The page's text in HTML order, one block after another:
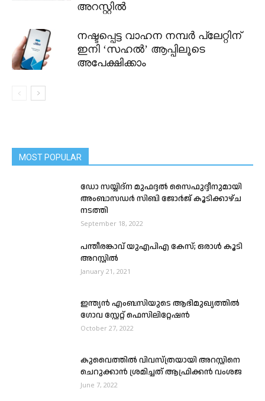
അറസ്റ്റിൽ
നഷ്ടപ്പെട്ട വാഹന നമ്പർ പ്ലേറ്റിന്
ഇനി ‘സഹൽ’ ആപ്പിലൂടെ
അപേക്ഷിക്കാം
MOST POPULAR
ഡോ സയ്യിദ്ന മുഫദ്ദൽ സൈഫുദ്ദീനുമായി
അംബാസഡർ സിബി ജോർജ് കൂടിക്കാഴ്ച
നടത്തി
September 18, 2022
പന്തീരങ്കാവ് യുഎപിഎ കേസ്; ഒരാൾ കൂടി
അറസ്റ്റിൽ
January 21, 2021
ഇന്ത്യൻ എംബസിയുടെ ആഭിമുഖ്യത്തിൽ
ഗോവ സ്റ്റേറ്റ് ഫെസിലിറ്റേഷൻ
October 27, 2022
കുവൈത്തിൽ വിവസ്ത്രയായി അറസ്റ്റിനെ
ചെറുക്കാൻ ശ്രമിച്ചത് ആഫ്രിക്കൻ വംശജ
June 7, 2022